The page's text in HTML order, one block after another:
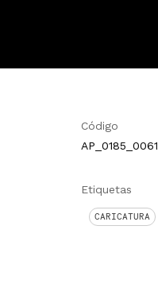
Código
Etiquetas
CARICATURA